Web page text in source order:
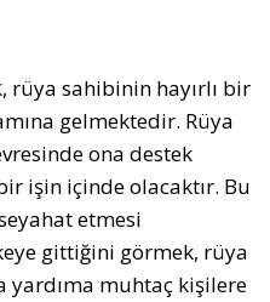
, rüya sahibinin hayırlı bir
gelmektedir. Rüya
ona destek
işin içinde olacaktır. Bu
etmesi
gittiğini görmek, rüya
yardıma muhtaç kişilere